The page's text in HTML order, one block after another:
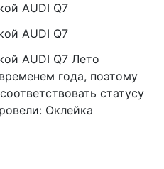
AUDI Q7
AUDI Q7
AUDI Q7 Лето
года, поэтому
статусу
Оклейка